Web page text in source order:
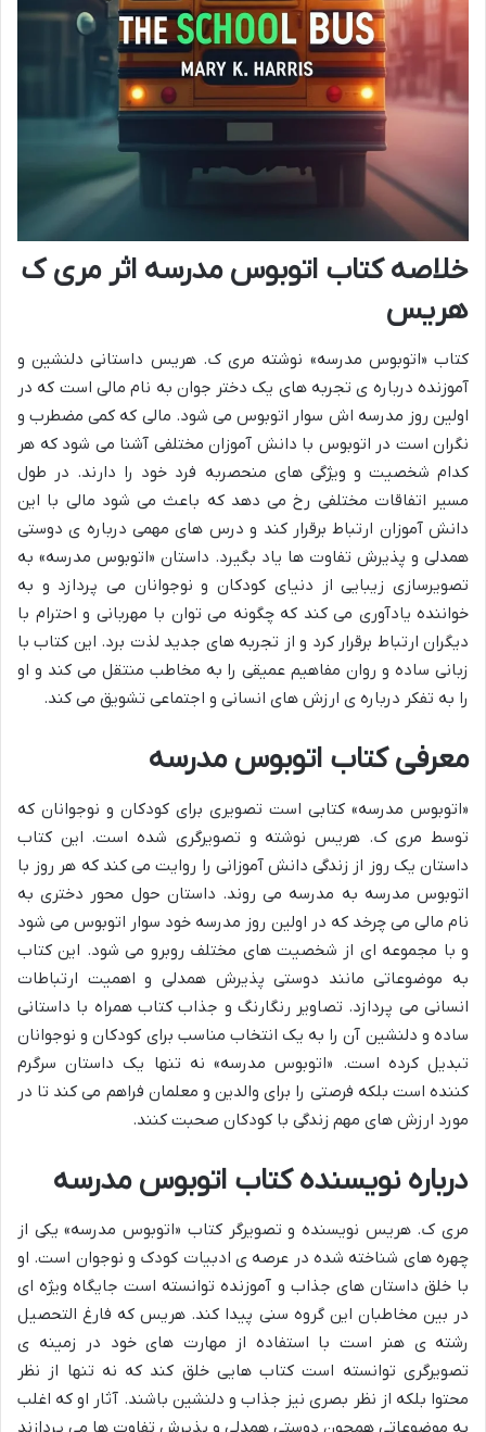
خلاصه کتاب اتوبوس مدرسه اثر مری ک
هریس
کتاب «اتوبوس مدرسه» نوشته مری ک. هریس داستانی دلنشین و
آموزنده درباره ی تجربه های یک دختر جوان به نام مالی است که در
اولین روز مدرسه اش سوار اتوبوس می شود. مالی که کمی مضطرب و
نگران است در اتوبوس با دانش آموزان مختلفی آشنا می شود که هر
کدام شخصیت و ویژگی های منحصربه فرد خود را دارند. در طول
مسیر اتفاقات مختلفی رخ می دهد که باعث می شود مالی با این
دانش آموزان ارتباط برقرار کند و درس های مهمی درباره ی دوستی
همدلی و پذیرش تفاوت ها یاد بگیرد. داستان «اتوبوس مدرسه» به
تصویرسازی زیبایی از دنیای کودکان و نوجوانان می پردازد و به
خواننده یادآوری می کند که چگونه می توان با مهربانی و احترام با
دیگران ارتباط برقرار کرد و از تجربه های جدید لذت برد. این کتاب با
زبانی ساده و روان مفاهیم عمیقی را به مخاطب منتقل می کند و او
را به تفکر درباره ی ارزش های انسانی و اجتماعی تشویق می کند.
معرفی کتاب اتوبوس مدرسه
«اتوبوس مدرسه» کتابی است تصویری برای کودکان و نوجوانان که
توسط مری ک. هریس نوشته و تصویرگری شده است. این کتاب
داستان یک روز از زندگی دانش آموزانی را روایت می کند که هر روز با
اتوبوس مدرسه به مدرسه می روند. داستان حول محور دختری به
نام مالی می چرخد که در اولین روز مدرسه خود سوار اتوبوس می شود
و با مجموعه ای از شخصیت های مختلف روبرو می شود. این کتاب
به موضوعاتی مانند دوستی پذیرش همدلی و اهمیت ارتباطات
انسانی می پردازد. تصاویر رنگارنگ و جذاب کتاب همراه با داستانی
ساده و دلنشین آن را به یک انتخاب مناسب برای کودکان و نوجوانان
تبدیل کرده است. «اتوبوس مدرسه» نه تنها یک داستان سرگرم
کننده است بلکه فرصتی را برای والدین و معلمان فراهم می کند تا در
مورد ارزش های مهم زندگی با کودکان صحبت کنند.
درباره نویسنده کتاب اتوبوس مدرسه
مری ک. هریس نویسنده و تصویرگر کتاب «اتوبوس مدرسه» یکی از
چهره های شناخته شده در عرصه ی ادبیات کودک و نوجوان است. او
با خلق داستان های جذاب و آموزنده توانسته است جایگاه ویژه ای
در بین مخاطبان این گروه سنی پیدا کند. هریس که فارغ التحصیل
رشته ی هنر است با استفاده از مهارت های خود در زمینه ی
تصویرگری توانسته است کتاب هایی خلق کند که نه تنها از نظر
محتوا بلکه از نظر بصری نیز جذاب و دلنشین باشند. آثار او که اغلب